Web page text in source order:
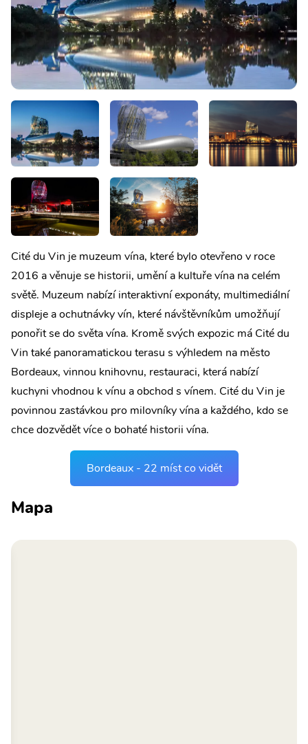
Cité du Vin je muzeum vína, které bylo otevřeno v roce
2016 a věnuje se historii, umění a kultuře vína na celém
světě. Muzeum nabízí interaktivní exponáty, multimediální
displeje a ochutnávky vín, které návštěvníkům umožňují
ponořit se do světa vína. Kromě svých expozic má Cité du
Vin také panoramatickou terasu s výhledem na město
Bordeaux, vinnou knihovnu, restauraci, která nabízí
kuchyni vhodnou k vínu a obchod s vínem. Cité du Vin je
povinnou zastávkou pro milovníky vína a každého, kdo se
chce dozvědět více o bohaté historii vína.
Bordeaux - 22 míst co vidět
Mapa